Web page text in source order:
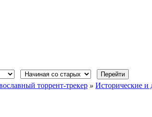
торрент-трекер » Исторические